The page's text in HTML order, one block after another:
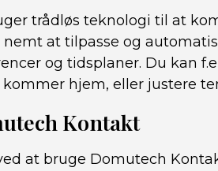
trådløs teknologi til at
at tilpasse og
og tidsplaner. Du kan
hjem, eller justere
Kontakt
at bruge Domutech